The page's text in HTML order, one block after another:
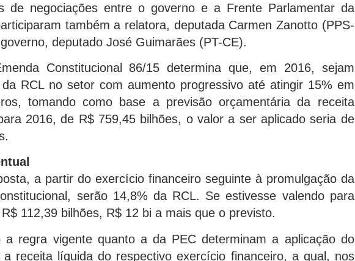
de negociações entre o governo e a Frente Parlamentar da
também a relatora, deputada Carmen Zanotto (PPS-
deputado José Guimarães (PT-CE).
Constitucional 86/15 determina que, em 2016, sejam
RCL no setor com aumento progressivo até atingir 15% em
tomando como base a previsão orçamentária da receita
2016, de R$ 759,45 bilhões, o valor a ser aplicado seria de
a partir do exercício financeiro seguinte à promulgação da
serão 14,8% da RCL. Se estivesse valendo para
112,39 bilhões, R$ 12 bi a mais que o previsto.
a regra vigente quanto a da PEC determinam a aplicação do
a receita líquida do respectivo exercício financeiro, a qual, nos